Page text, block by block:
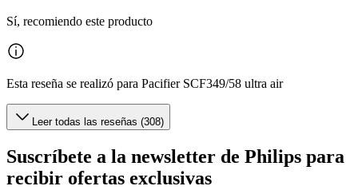
Sí, recomiendo este producto
Esta reseña se realizó para Pacifier SCF349/58 ultra air
Leer todas las reseñas (308)
Suscríbete a la newsletter de Philips para
recibir ofertas exclusivas